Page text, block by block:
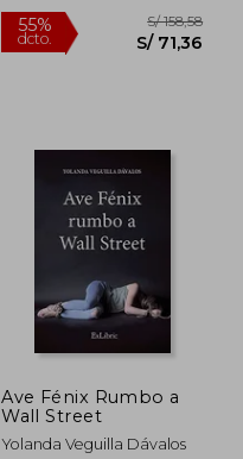
Ave Fénix Rumbo a
Wall Street
Yolanda Veguilla Dávalos